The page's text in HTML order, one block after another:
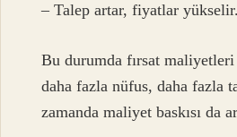
– Talep artar, fiyatlar yükselir.
Bu durumda fırsat
daha fazla nüfus, daha fazla
zamanda maliyet baskısı da